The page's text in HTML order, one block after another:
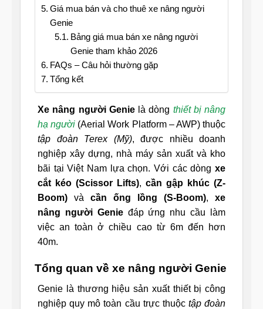
Giá mua bán và cho thuê xe nâng người
Genie
Bảng giá mua bán xe nâng người
Genie tham khảo 2026
FAQs – Câu hỏi thường gặp
Tổng kết
Xe nâng người Genie là dòng thiết bị nâng
hạ người (Aerial Work Platform – AWP) thuộc
tập đoàn Terex (Mỹ), được nhiều doanh
nghiệp xây dựng, nhà máy sản xuất và kho
bãi tại Việt Nam lựa chọn. Với các dòng xe
cắt kéo (Scissor Lifts), cần gập khúc (Z-
Boom) và cần ống lồng (S-Boom), xe
nâng người Genieđáp ứng nhu cầu làm
việc an toàn ở chiều cao từ 6m đến hơn
40m.
Tổng quan về xe nâng người Genie
Genie là thương hiệu sản xuất thiết bị công
nghiệp quy mô toàn cầu trực thuộc tập đoàn